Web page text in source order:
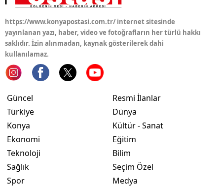
https://www.konyapostasi.com.tr/ internet sitesinde
yayınlanan yazı, haber, video ve fotoğrafların her türlü hakkı
saklıdır. İzin alınmadan, kaynak gösterilerek dahi
kullanılamaz.
Güncel
Türkiye
Konya
Ekonomi
Teknoloji
Sağlık
Spor
Resmi İlanlar
Dünya
Kültür - Sanat
Eğitim
Bilim
Seçim Özel
Medya